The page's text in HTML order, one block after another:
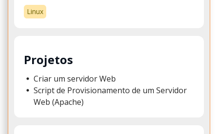
Linux
Projetos
Criar um servidor Web
Script de Provisionamento de um Servidor
Web (Apache)